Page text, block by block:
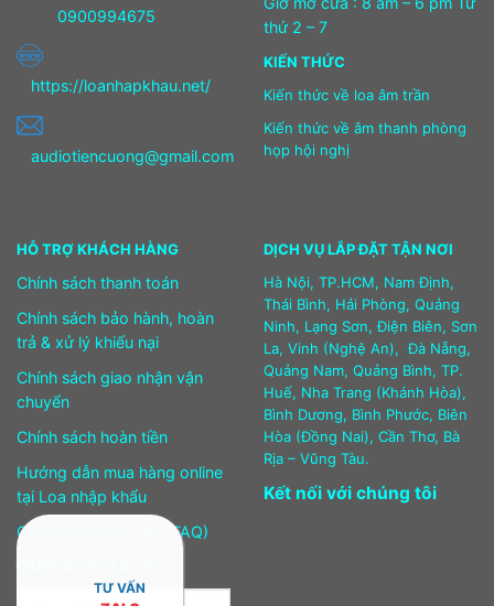
0900994675
https://loanhapkhau.net/
audiotiencuong@gmail.com
thứ 2 – 7
KIẾN THỨC
Kiến thức về loa âm trần
Kiến thức về âm thanh phòng
họp hội nghị
HỖ TRỢ KHÁCH HÀNG
Chính sách thanh toán
Chính sách bảo hành, hoàn
trả & xử lý khiếu nại
Chính sách giao nhận vận
chuyển
Chính sách hoàn tiền
Hướng dẫn mua hàng online
tại Loa nhập khẩu
Câu hỏi thường gặp (FAQ)
DỊCH VỤ LẮP ĐẶT TẬN NƠI
Hà Nội, TP.HCM, Nam Định,
Thái Bình, Hải Phòng, Quảng
Ninh, Lạng Sơn, Điện Biên, Sơn
La, Vinh (Nghệ An), Đà Nẵng,
Quảng Nam, Quảng Bình, TP.
Huế, Nha Trang (Khánh Hòa),
Bình Dương, Bình Phước, Biên
Hòa (Đồng Nai), Cần Thơ, Bà
Rịa – Vũng Tàu.
Kết nối với chúng tôi
TƯ VẤN